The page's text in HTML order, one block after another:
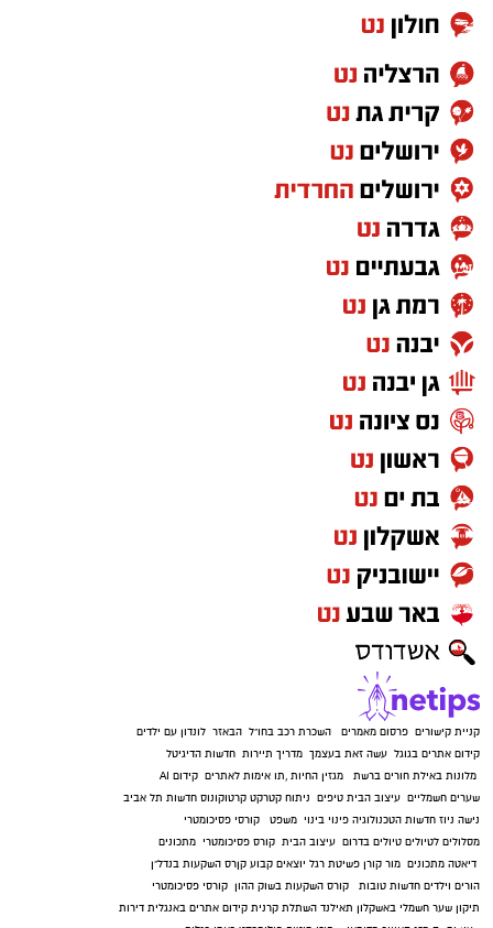
קניית קישורים פרסום מאמרים השכרת רכב בחו"ל הבאזר לונדון עם ילדים
קידום אתרים בגוגל עשה זאת בעצמך מדריך תיירות חדשות הדיגיטל
מלונות באילת חורים ברשת מגזין החיות ,תו אימות לאתרים קידום AI
שערים חשמליים עיצוב הבית טיפים ניתוח קטרקט קרטוקונוס חדשות תל אביב
נישה ניוז חדשות הטכנולוגיה פינוי בינוי משפט
קורסי פסיכומטרי
מסלולים לטיולים טיולים בדרום עיצוב הבית קורס פסיכומטרי מתכונים
דיאטה מתכונים מור קורן פשיטת רגל יוצאים קבוע קןרס השקעות בנדל"ן
הורים וילדים חדשות טובות קורס השקעות בשוק ההון קורסי פסיכומטרי
תיקון שער חשמלי באשקלון תאילנד השתלת קרנית קידום אתרים באנגלית דירות